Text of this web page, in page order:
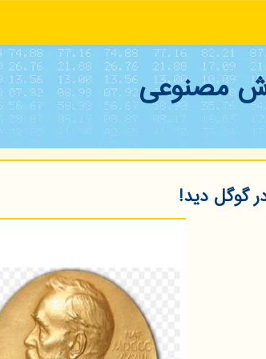
مصنوعی
گوگل دید!